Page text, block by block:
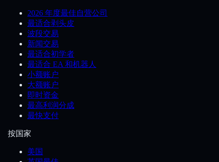
2026 年度最佳自营公司
最适合剥头皮
波段交易
新闻交易
最适合初学者
最适合 EA 和机器人
小额账户
大额账户
即时资金
最高利润分成
最快支付
按国家
美国